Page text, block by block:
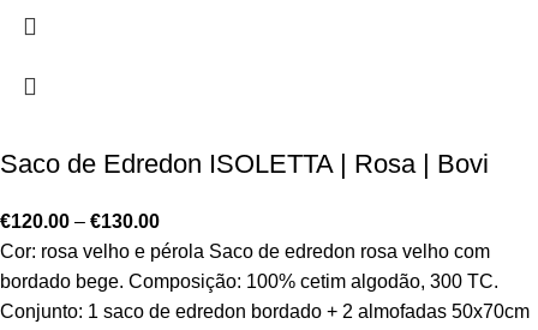
Saco de Edredon ISOLETTA | Rosa | Bovi
€120.00 – €130.00
Cor: rosa velho e pérola Saco de edredon rosa velho com
bordado bege. Composição: 100% cetim algodão, 300 TC.
Conjunto: 1 saco de edredon bordado + 2 almofadas 50x70cm